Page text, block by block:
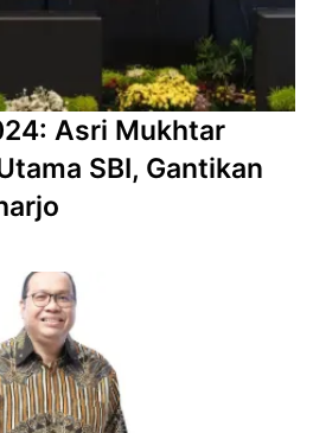
Asri Mukhtar
SBI, Gantikan